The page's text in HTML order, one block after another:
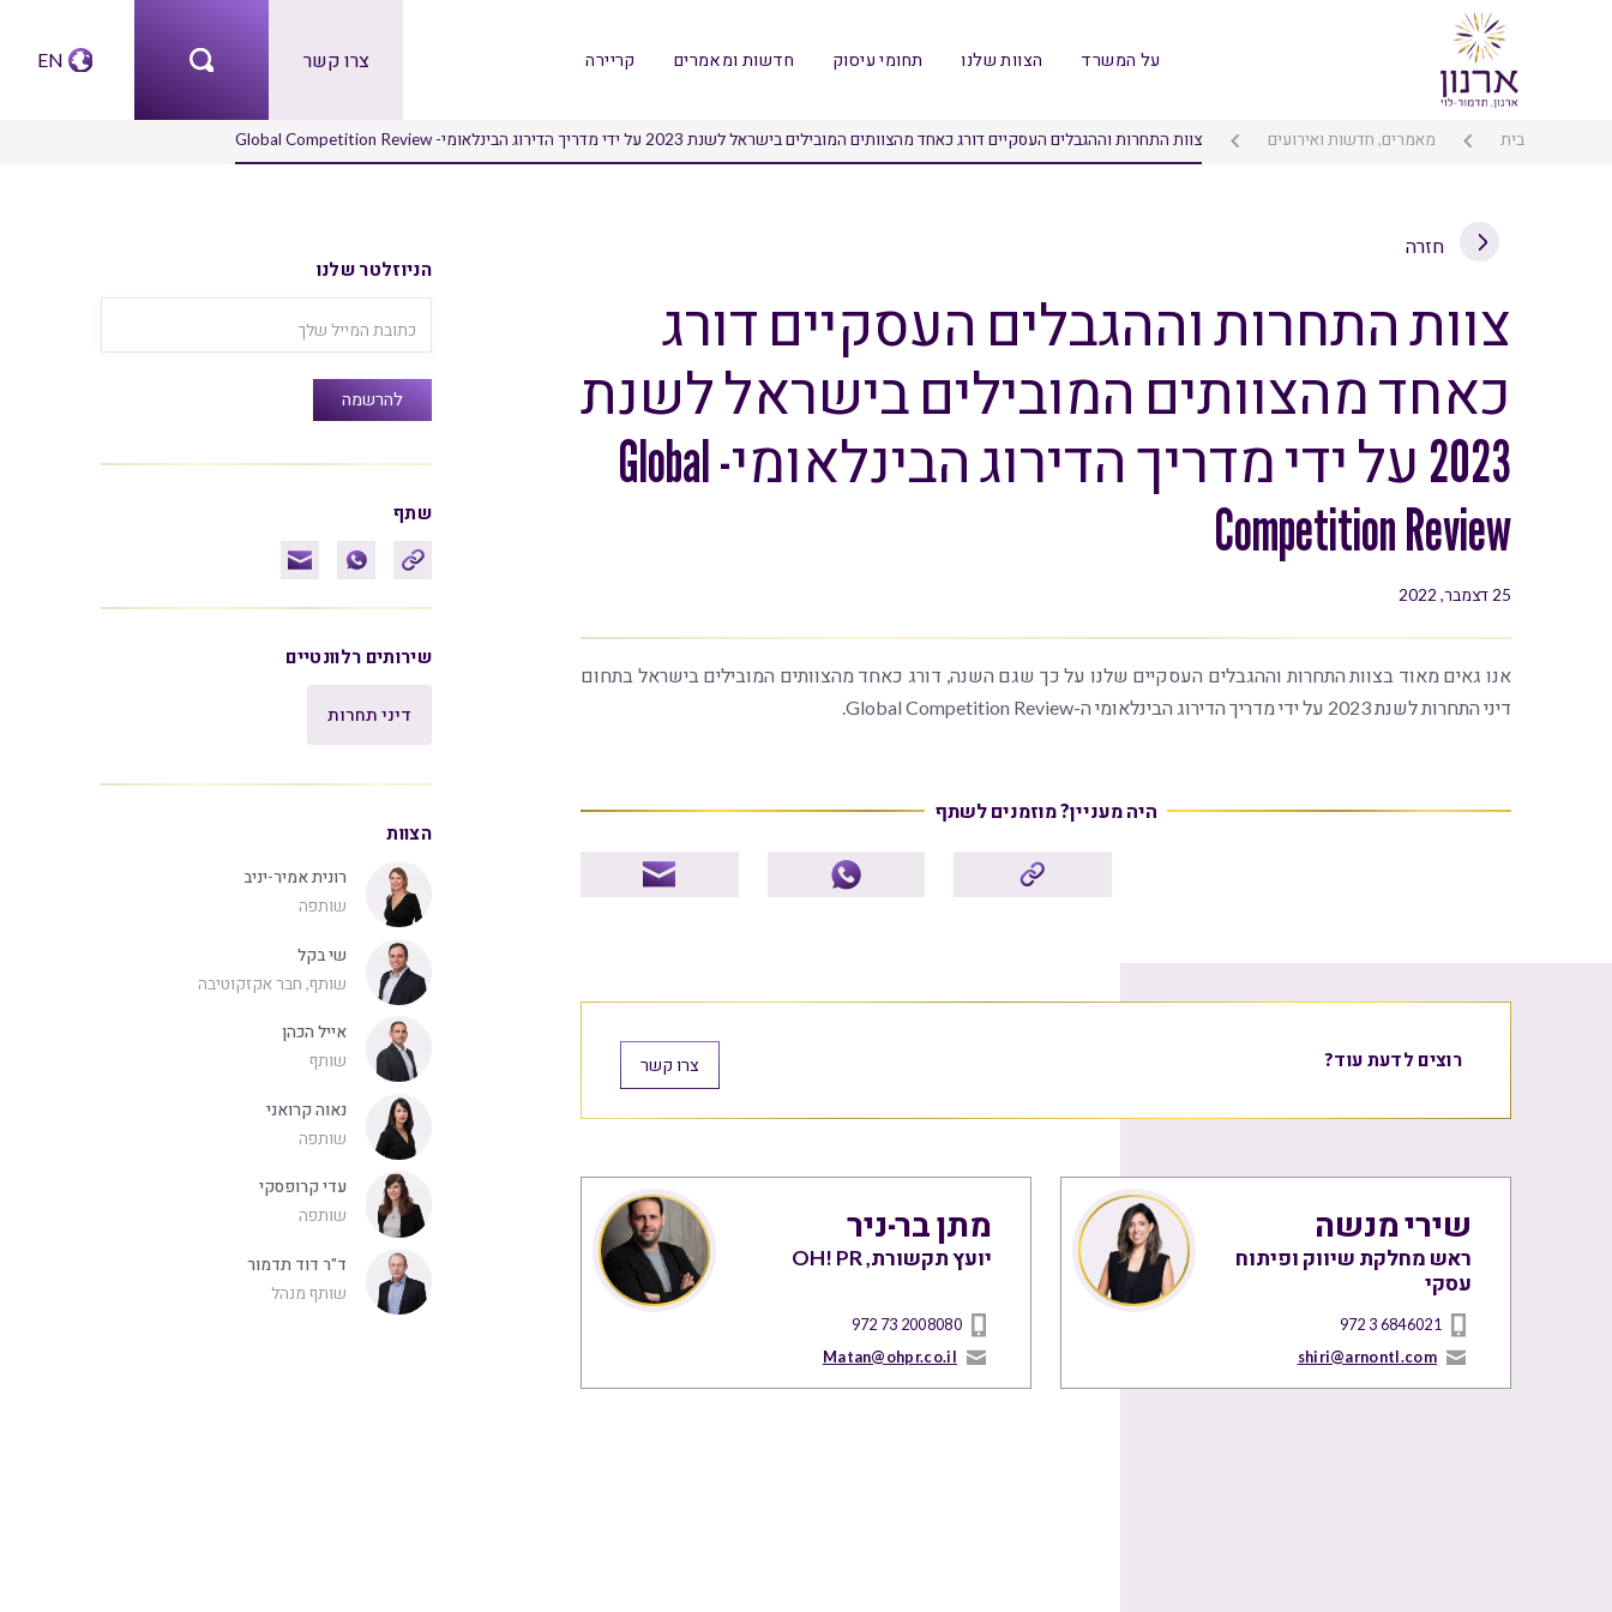
על המשרד הצוות שלנו תחומי עיסוק חדשות ומאמרים קריירה צרו קשר EN
בית מאמרים, חדשות ואירועים צוות התחרות וההגבלים העסקיים דורג כאחד מהצוותים המובילים בישראל לשנת 2023 על ידי מדריך הדירוג הבינלאומי- Global Competition Review
חזרה
צוות התחרות וההגבלים העסקיים דורג
כאחד מהצוותים המובילים בישראל לשנת
2023 על ידי מדריך הדירוג הבינלאומי- Global
Competition Review
25 דצמבר, 2022
אנו גאים מאוד בצוות התחרות וההגבלים העסקיים שלנו על כך שגם השנה, דורג כאחד מהצוותים המובילים בישראל בתחום
דיני התחרות לשנת 2023 על ידי מדריך הדירוג הבינלאומי ה-Global Competition Review.
היה מעניין? מוזמנים לשתף
רוצים לדעת עוד? צרו קשר
שירי מנשה
ראש מחלקת שיווק ופיתוח
עסקי
972 3 6846021
shiri@arnontl.com
מתן בר-ניר
יועץ תקשורת, OH! PR
972 73 2008080
Matan@ohpr.co.il
הניוזלטר שלנו
שתף
שירותים רלוונטיים
דיני תחרות
הצוות
רונית אמיר-יניב
שותפה
שי בקל
שותף, חבר אקזקוטיבה
אייל הכהן
שותף
נאוה קרואני
שותפה
עדי קרופסקי
שותפה
ד"ר דוד תדמור
שותף מנהל